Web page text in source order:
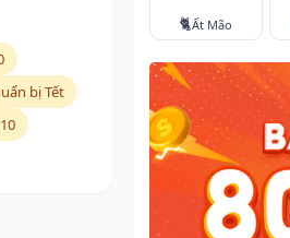
bị Tết
🐈Ất Mão